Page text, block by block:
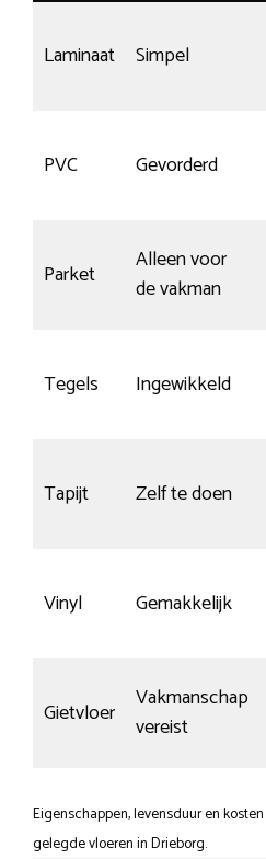
Laminaat Simpel
PVC Gevorderd
Parket
Alleen voor
de vakman
Tegels Ingewikkeld
Tapijt Zelf te doen
Vinyl Gemakkelijk
Gietvloer
Vakmanschap
vereist
Eigenschappen, levensduur en
gelegde vloeren in Drieborg.